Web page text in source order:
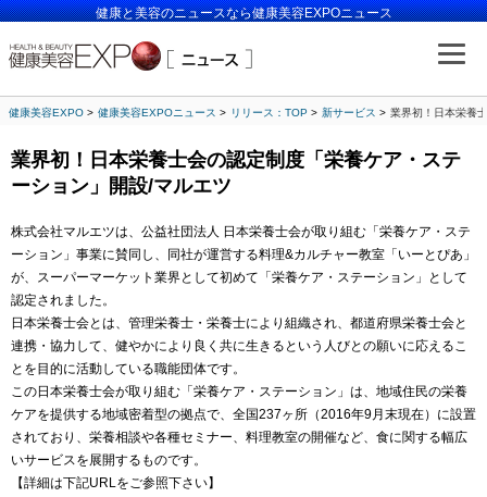
健康と美容のニュースなら健康美容EXPOニュース
健康美容EXPO 健康美容EXPOニュース リリース：TOP 新サービス 業界初！日本栄養
業界初！日本栄養士会の認定制度「栄養ケア・ステ
ーション」開設/マルエツ
株式会社マルエツは、公益社団法人 日本栄養士会が取り組む「栄養ケア・ステ
ーション」事業に賛同し、同社が運営する料理&カルチャー教室「いーとぴあ」
が、スーパーマーケット業界として初めて「栄養ケア・ステーション」として
認定されました。
日本栄養士会とは、管理栄養士・栄養士により組織され、都道府県栄養士会と
連携・協力して、健やかにより良く共に生きるという人びとの願いに応えるこ
とを目的に活動している職能団体です。
この日本栄養士会が取り組む「栄養ケア・ステーション」は、地域住民の栄養
ケアを提供する地域密着型の拠点で、全国237ヶ所（2016年9月末現在）に設置
されており、栄養相談や各種セミナー、料理教室の開催など、食に関する幅広
いサービスを展開するものです。
【詳細は下記URLをご参照下さい】